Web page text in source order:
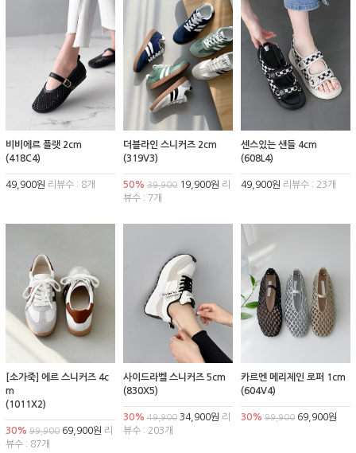
비비에르 플랫 2cm
(418C4)
49,900원 리뷰수 : 8개
더블라인 스니커즈 2cm
(319V3)
50% 39,90019,900원 리
뷰수 : 7개
센스있는 샌들 4cm
(608L4)
49,900원 리뷰수 : 23개
[소가죽] 에르 스니커즈 4c
m
(1011X2)
30% 99,900 69,900원 리
뷰수 : 87개
사이드라벨 스니커즈 5cm
(830X5)
30% 49,90034,900원 리
뷰수 : 203개
카르멘 메리제인 로퍼 1cm
(604V4)
30% 99,90069,900원